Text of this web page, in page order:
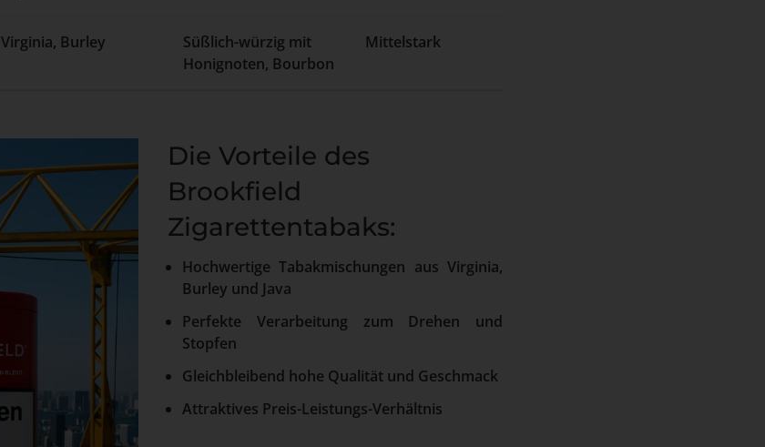
Virginia, Burley
Süßlich-würzig mit
Honignoten, Bourbon
Mittelstark
Die Vorteile des
Brookfield
Zigarettentabaks:
Hochwertige Tabakmischungen aus Virginia,
Burley und Java
Perfekte Verarbeitung zum Drehen und
Stopfen
Gleichbleibend hohe Qualität und Geschmack
Attraktives Preis-Leistungs-Verhältnis